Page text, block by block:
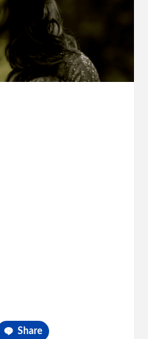
Share